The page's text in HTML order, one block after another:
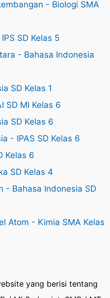
- Biologi SMA
SD Kelas 5
- Bahasa Indonesia
SD Kelas 1
SD MI Kelas 6
SD Kelas 6
- IPAS SD Kelas 6
Kelas 6
SD Kelas 4
- Bahasa Indonesia SD
Atom - Kimia SMA Kelas
yang berisi tentang